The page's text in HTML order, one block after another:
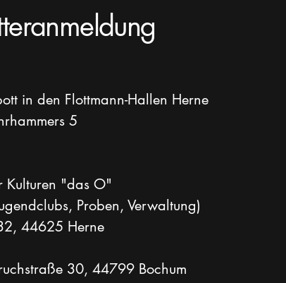
in den Flottmann-Hallen Herne
5
Kulturen "das O"
Proben, Verwaltung)
44625 Herne
30, 44799 Bochum